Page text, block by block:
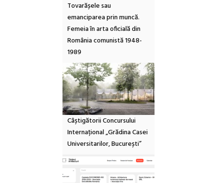
Tovarășele sau
emanciparea prin muncă.
Femeia în arta oficială din
România comunistă 1948-
1989
Câștigătorii Concursului
Internațional „Grădina Casei
Universitarilor, București”